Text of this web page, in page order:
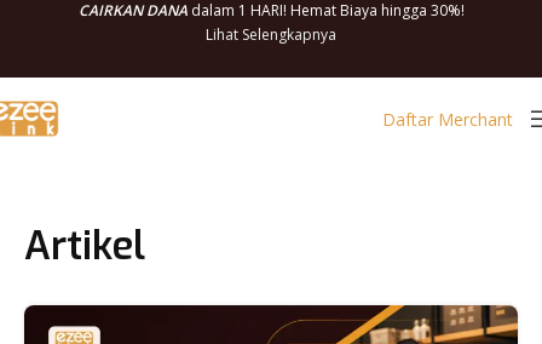
CAIRKAN DANAdalam 1 HARI! Hemat Biaya hingga 30%!
Lihat Selengkapnya
Daftar Merchant
Artikel